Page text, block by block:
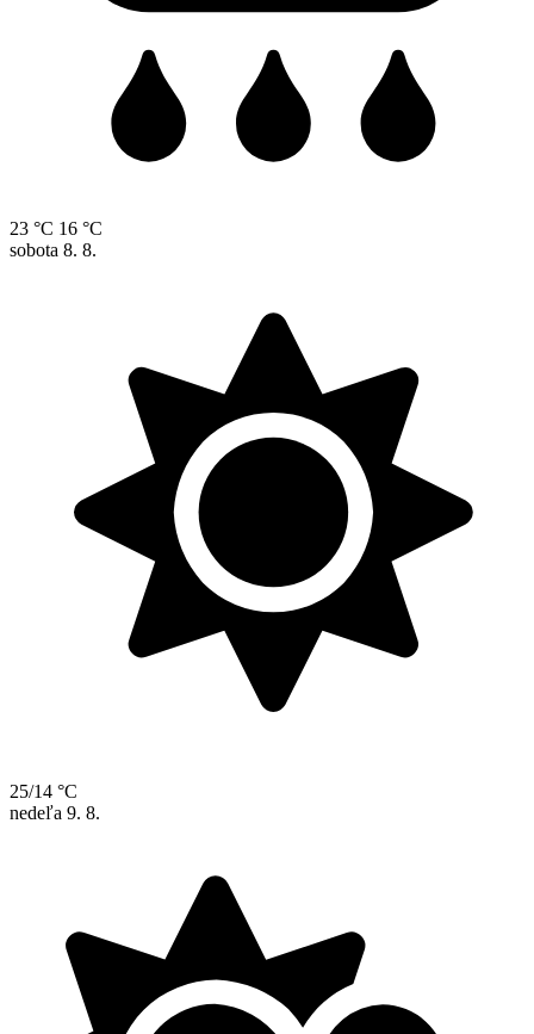
23 °C 16 °C
sobota 8. 8.
25/14 °C
nedeľa 9. 8.